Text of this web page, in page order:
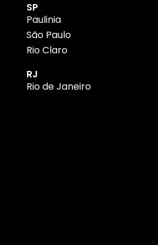
SP
Paulinia
São Paulo
Rio Claro
RJ
Rio de Janeiro